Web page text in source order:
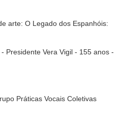
arte: O Legado dos Espanhóis:
Presidente Vera Vigil - 155 anos -
Práticas Vocais Coletivas